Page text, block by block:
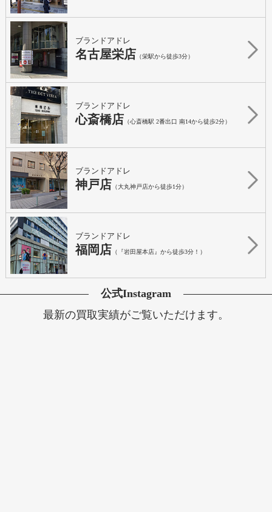
ブランドアドレ
名古屋栄店 （栄駅から徒歩3分）
ブランドアドレ
心斎橋店 （心斎橋駅 2番出口 南14から徒歩2分）
ブランドアドレ
神戸店 （大丸神戸店から徒歩1分）
ブランドアドレ
福岡店 （『岩田屋本店』から徒歩3分！）
公式Instagram
最新の買取実績がご覧いただけます。